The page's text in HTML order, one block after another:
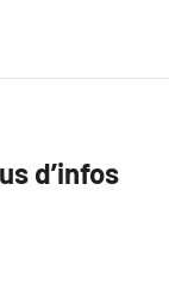
d’infos